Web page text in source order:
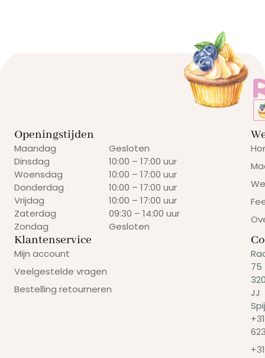
Openingstijden
Maandag
Dinsdag
Woensdag
Donderdag
Vrijdag
Zaterdag
Zondag
Gesloten
10:00 – 17:00 uur
10:00 – 17:00 uur
10:00 – 17:00 uur
10:00 – 17:00 uur
09:30 – 14:00 uur
Gesloten
Klantenservice
Mijn account
Veelgestelde vragen
Bestelling retourneren
75
JJ